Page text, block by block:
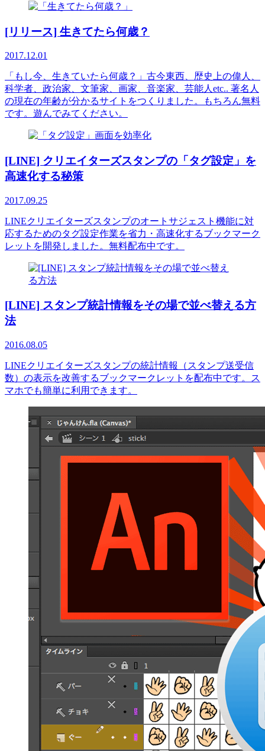
[リリース] 生きてたら何歳？
2017.12.01
「もし今、生きていたら何歳？」古今東西、歴史上の偉人、
科学者、政治家、文筆家、画家、音楽家、芸能人etc.. 著名人
の現在の年齢が分かるサイトをつくりました。もちろん無料
です。遊んでみてください。
[LINE] クリエイターズスタンプの「タグ設定」を
高速化する秘策
2017.09.25
LINEクリエイターズスタンプのオートサジェスト機能に対
応するためのタグ設定作業を省力・高速化するブックマーク
レットを開発しました。無料配布中です。
[LINE] スタンプ統計情報をその場で並べ替える方
法
2016.08.05
LINEクリエイターズスタンプの統計情報（スタンプ送受信
数）の表示を改善するブックマークレットを配布中です。ス
マホでも簡単に利用できます。